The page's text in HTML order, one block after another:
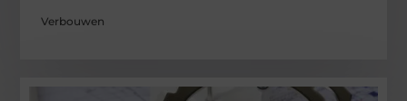
Verbouwen